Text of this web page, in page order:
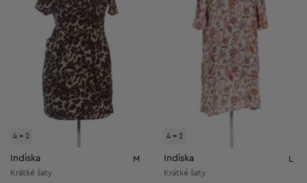
4 = 2
Indiska M
Krátké šaty
4 = 2
Indiska
Krátké šaty